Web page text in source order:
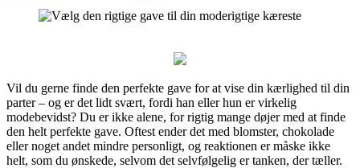
Vil du gerne finde den perfekte gave for at vise din kærlighed til din
parter – og er det lidt svært, fordi han eller hun er virkelig
modebevidst? Du er ikke alene, for rigtig mange døjer med at finde
den helt perfekte gave. Oftest ender det med blomster, chokolade
eller noget andet mindre personligt, og reaktionen er måske ikke
helt, som du ønskede, selvom det selvfølgelig er tanken, der tæller.